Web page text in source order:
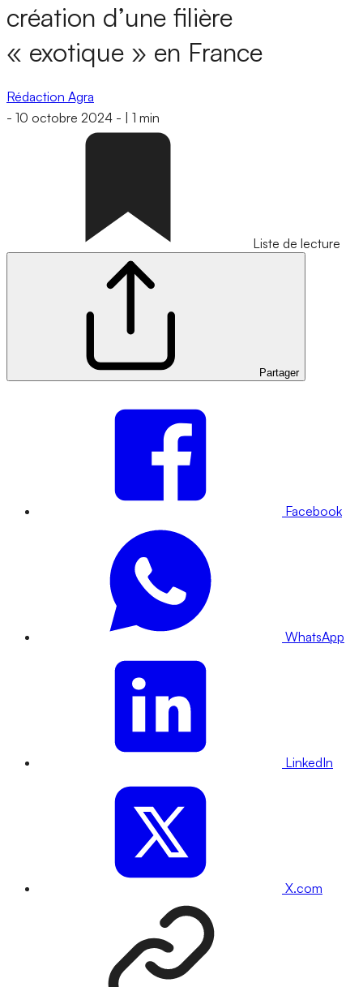
création d’une filière
« exotique » en France
Rédaction Agra
- 10 octobre 2024 - 1 min
Liste de lecture
Partager
Facebook
WhatsApp
LinkedIn
X.com